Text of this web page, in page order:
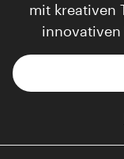
mit kreativen
innovativen